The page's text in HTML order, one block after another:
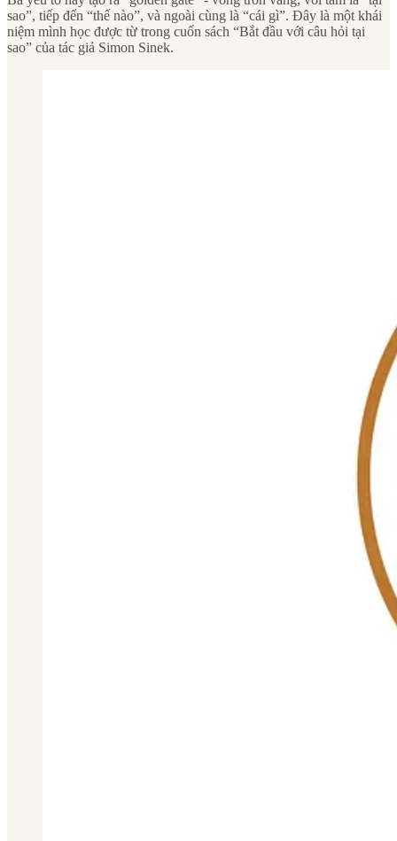
sao”, tiếp đến “thế nào”, và ngoài cùng là “cái gì”. Đây là một khái
niệm mình học được từ trong cuốn sách “Bắt đầu với câu hỏi tại
sao” của tác giả Simon Sinek.